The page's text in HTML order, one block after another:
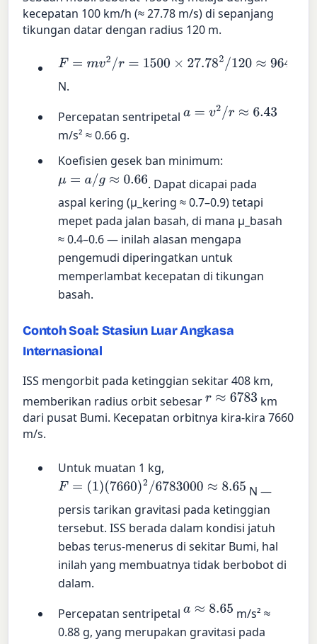
kecepatan 100 km/h (≈ 27.78 m/s) di sepanjang
tikungan datar dengan radius 120 m.
F= mv 2/r=1500× 27.782 /120≈9645
N.
Percepatan sentripetala=v2 /r≈6.43
m/s² ≈ 0.66 g.
Koefisien gesek ban minimum:
μ=a/ g≈0.66
. Dapat dicapai pada
aspal kering (μ_kering ≈ 0.7–0.9) tetapi
mepet pada jalan basah, di mana μ_basah
≈ 0.4–0.6 — inilah alasan mengapa
pengemudi diperingatkan untuk
memperlambat kecepatan di tikungan
basah.
Contoh Soal: Stasiun Luar Angkasa
Internasional
ISS mengorbit pada ketinggian sekitar 408 km,
memberikan radius orbit sebesarr≈6783
km
dari pusat Bumi. Kecepatan orbitnya kira-kira 7660
m/s.
Untuk muatan 1 kg,
F= (1) 7660)2/6783000≈8.65
N —
persis tarikan gravitasi pada ketinggian
tersebut. ISS berada dalam kondisi jatuh
bebas terus-menerus di sekitar Bumi, hal
inilah yang membuatnya tidak berbobot di
dalam.
Percepatan sentripetala≈8.65
m/s² ≈
0.88 g, yang merupakan gravitasi pada